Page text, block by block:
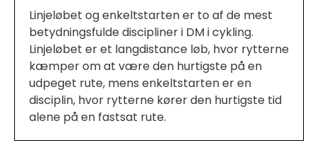
Linjeløbet og enkeltstarten er to af de mest
betydningsfulde discipliner i DM i cykling.
Linjeløbet er et langdistance løb, hvor rytterne
kæmper om at være den hurtigste på en
udpeget rute, mens enkeltstarten er en
disciplin, hvor rytterne kører den hurtigste tid
alene på en fastsat rute.